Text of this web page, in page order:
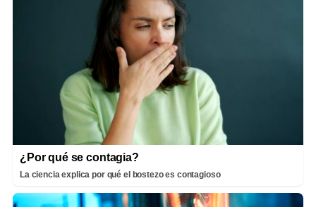
¿Por qué se contagia?
La ciencia explica por qué el bostezo es contagioso